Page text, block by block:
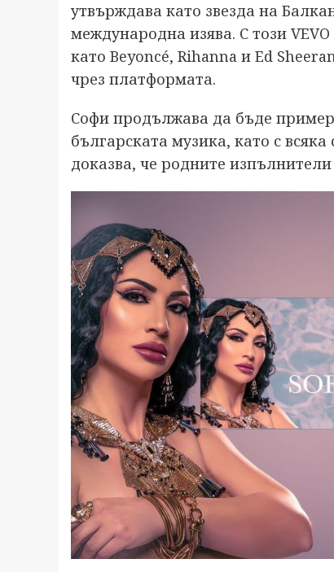
утвърждава като звезда на
международна изява. С този
като Beyoncé, Rihanna и Ed
чрез платформата.
Софи продължава да бъде
българската музика, като с
доказва, че родните